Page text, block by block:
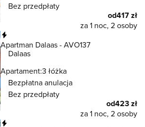
Bez przedpłaty
od417 zł
za 1 noc, 2 osoby
Apartman Dalaas - AVO137
Dalaas
Apartament:3 łóżka
Bezpłatna anulacja
Bez przedpłaty
od423 zł
za 1 noc, 2 osoby